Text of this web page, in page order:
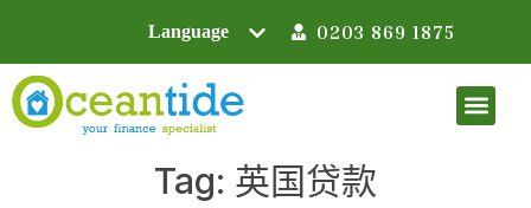
0203 869 1875
Tag: 英国贷款